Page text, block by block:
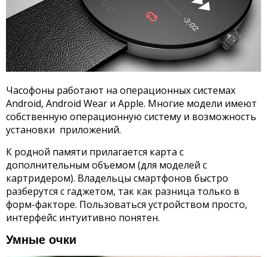
Часофоны работают на операционных системах
Android, Android Wear и Apple. Многие модели имеют
собственную операционную систему и возможность
установки приложений.
К родной памяти прилагается карта с
дополнительным объемом (для моделей с
картридером). Владельцы смартфонов быстро
разберутся с гаджетом, так как разница только в
форм-факторе. Пользоваться устройством просто,
интерфейс интуитивно понятен.
Умные очки